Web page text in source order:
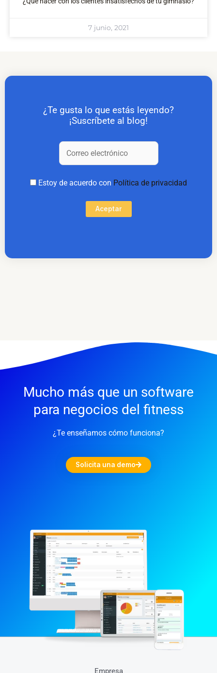
7 junio, 2021
¿Te gusta lo que estás leyendo?
¡Suscríbete al blog!
Estoy de acuerdo con Política de privacidad
Aceptar
Mucho más que un software
para negocios del fitness
¿Te enseñamos cómo funciona?
Solicita una demo